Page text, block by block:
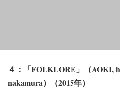
４：「FOLKLORE」（AOKI,
nakamura）（2015年）